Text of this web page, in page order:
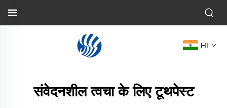
HI
संवेदनशील त्वचा के लिए टूथपेस्ट